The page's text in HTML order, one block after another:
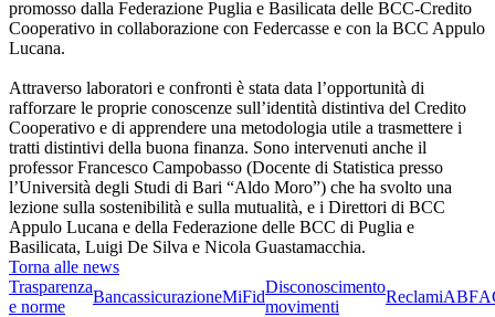
promosso dalla Federazione Puglia e Basilicata delle BCC-Credito
Cooperativo in collaborazione con Federcasse e con la BCC Appulo
Lucana.
Attraverso laboratori e confronti è stata data l’opportunità di
rafforzare le proprie conoscenze sull’identità distintiva del Credito
Cooperativo e di apprendere una metodologia utile a trasmettere i
tratti distintivi della buona finanza. Sono intervenuti anche il
professor Francesco Campobasso (Docente di Statistica presso
l’Università degli Studi di Bari “Aldo Moro”) che ha svolto una
lezione sulla sostenibilità e sulla mutualità, e i Direttori di BCC
Appulo Lucana e della Federazione delle BCC di Puglia e
Basilicata, Luigi De Silva e Nicola Guastamacchia.
Torna alle news
Trasparenza
e norme
BancassicurazioneMiFid
Disconoscimento
movimenti
ReclamiABF